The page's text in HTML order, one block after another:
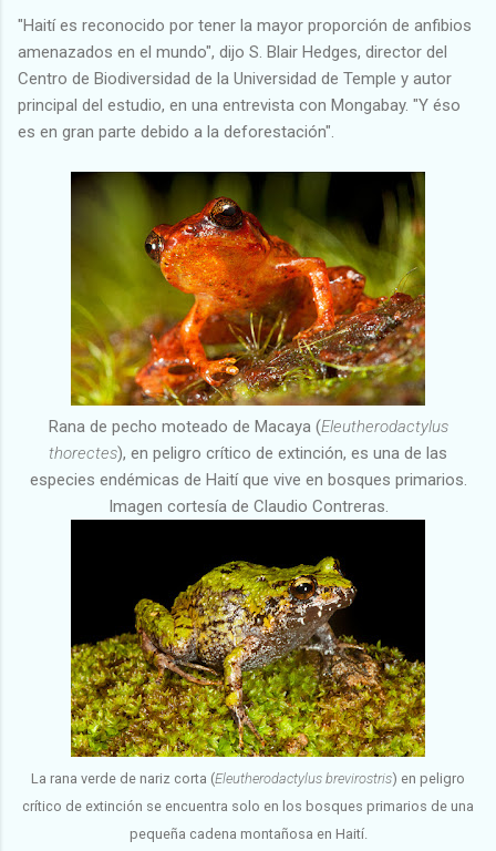
"Haití es reconocido por tener la mayor proporción de anfibios
amenazados en el mundo", dijo S. Blair Hedges, director del
Centro de Biodiversidad de la Universidad de Temple y autor
principal del estudio, en una entrevista con Mongabay. "Y éso
es en gran parte debido a la deforestación".
Rana de pecho moteado de Macaya (Eleutherodactylus
thorectes), en peligro crítico de extinción, es una de las
especies endémicas de Haití que vive en bosques primarios.
Imagen cortesía de Claudio Contreras.
La rana verde de nariz corta (Eleutherodactylus brevirostris) en peligro
crítico de extinción se encuentra solo en los bosques primarios de una
pequeña cadena montañosa en Haití.